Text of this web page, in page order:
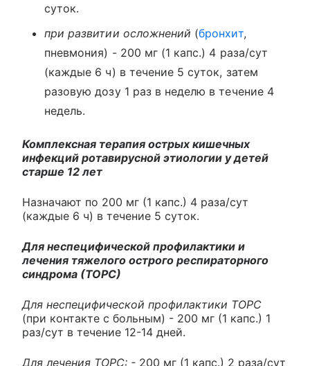
суток.
при развитии осложнений (бронхит,
пневмония) - 200 мг (1 капс.) 4 раза/сут
(каждые 6 ч) в течение 5 суток, затем
разовую дозу 1 раз в неделю в течение 4
недель.
Комплексная терапия острых кишечных
инфекций ротавирусной этиологии у детей
старше 12 лет
Назначают по 200 мг (1 капс.) 4 раза/сут
(каждые 6 ч) в течение 5 суток.
Для неспецифической профилактики и
лечения тяжелого острого респираторного
синдрома (ТОРС)
Для неспецифической профилактики ТОРС
(при контакте с больным) - 200 мг (1 капс.) 1
раз/сут в течение 12-14 дней.
Для лечения ТОРС: - 200 мг (1 капс.) 2 раза/сут